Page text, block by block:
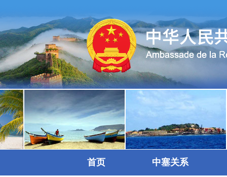
首页 中塞关系